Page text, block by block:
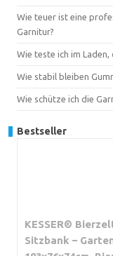
Wie teuer ist eine
Garnitur?
Wie teste ich im Laden,
Wie stabil bleiben
Wie schütze ich die
Bestseller
KESSER®
Sitzbank –